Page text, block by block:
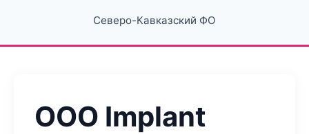
Северо-Кавказский ФО
ООО Implant